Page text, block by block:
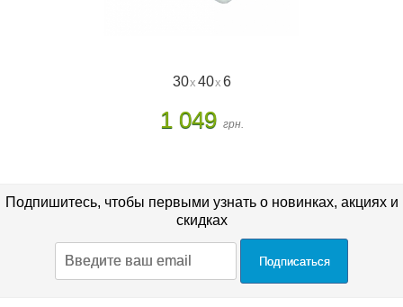
30x 40x 6
1 049 грн.
Бренд
Неолюкс
Высота
6см
месяцев
Подпишитесь, чтобы первыми узнать о новинках, акциях и
скидках